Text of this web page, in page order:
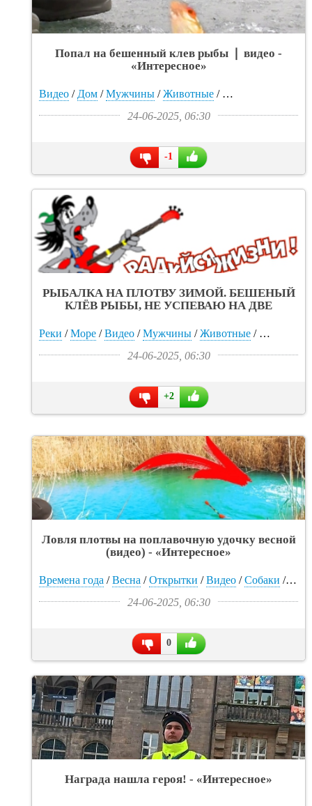
Попал на бешенный клев рыбы ❘ видео -
«Интересное»
Видео / Дом /Мужчины /Животные / Прикольные
24-06-2025, 06:30
-1
РЫБАЛКА НА ПЛОТВУ ЗИМОЙ. БЕШЕНЫЙ
КЛЁВ РЫБЫ, НЕ УСПЕВАЮ НА ДВЕ
«Интересное»
Реки /Море /Видео /Мужчины /Животные /
24-06-2025, 06:30
+2
Ловля плотвы на поплавочную удочку весной
(видео) - «Интересное»
Времена года /Весна /Открытки /Видео /Собаки /
24-06-2025, 06:30
0
Награда нашла героя! - «Интересное»